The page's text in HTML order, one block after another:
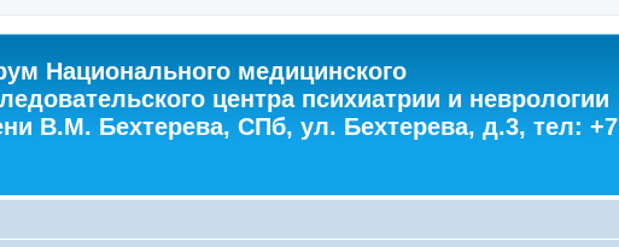
Национального медицинского
центра психиатрии и неврологии
В.М. Бехтерева, СПб, ул. Бехтерева, д.3, тел: +7